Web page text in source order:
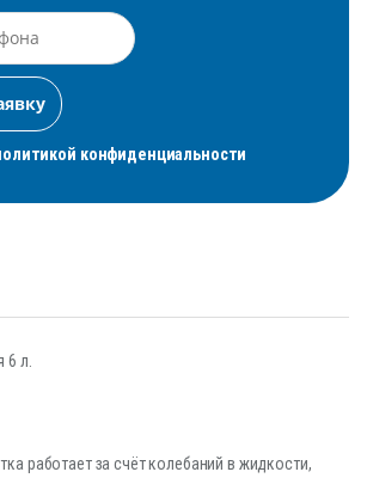
конфиденциальности
6 л.
работает за счёт колебаний в жидкости,